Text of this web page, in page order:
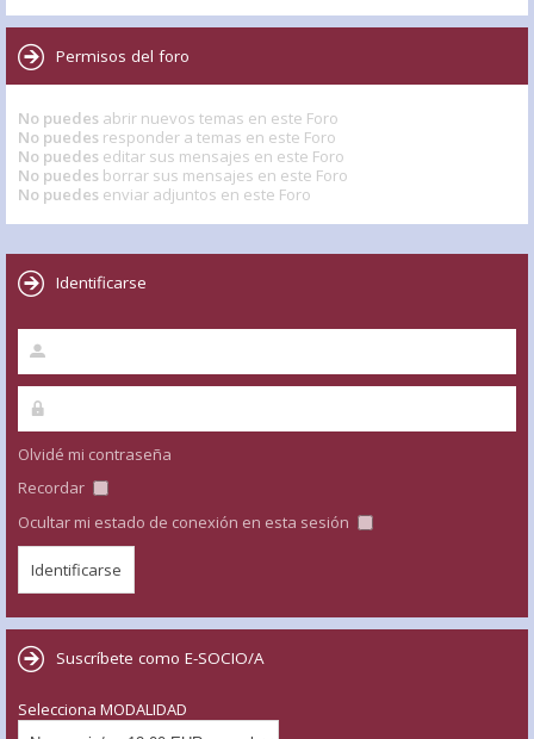
Permisos del foro
No puedes abrir nuevos temas en este Foro
No puedes responder a temas en este Foro
No puedes editar sus mensajes en este Foro
No puedes borrar sus mensajes en este Foro
No puedes enviar adjuntos en este Foro
Identificarse
Olvidé mi contraseña
Recordar
Ocultar mi estado de conexión en esta sesión
Suscríbete como E-SOCIO/A
Selecciona MODALIDAD